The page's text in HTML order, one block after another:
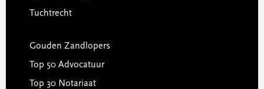
Tuchtrecht
Gouden Zandlopers
Top 50 Advocatuur
Top 30 Notariaat